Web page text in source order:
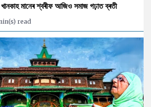
মানেৰ শ্বৰীফ আজিও সমাজ গঢ়াত ব্ৰতী
read